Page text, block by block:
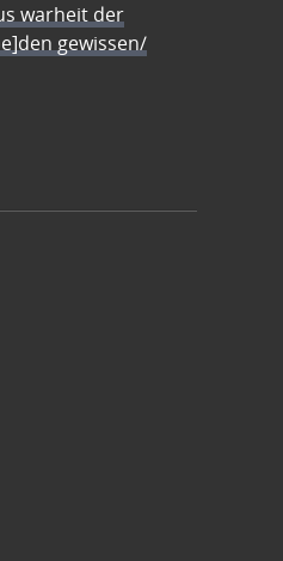
warheit der
gewissen/